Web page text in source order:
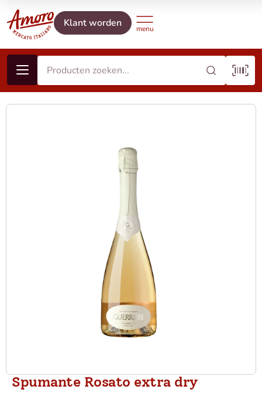
Klant worden
Spumante Rosato extra dry